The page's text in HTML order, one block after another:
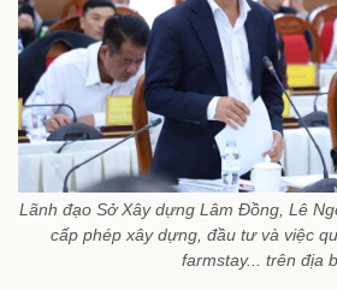
Lãnh đạo Sở Xây dựng Lâm Đồng, Lê
cấp phép xây dựng, đầu tư và việc
farmstay... trên địa